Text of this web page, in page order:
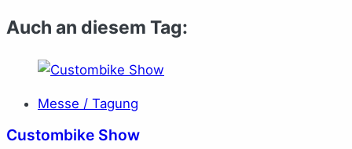
Auch an diesem Tag:
Messe / Tagung
Custombike Show